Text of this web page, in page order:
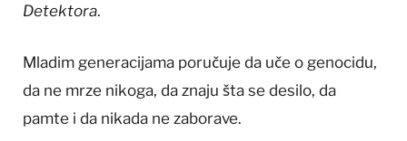
Detektora.
Mladim generacijama poručuje da uče o genocidu,
da ne mrze nikoga, da znaju šta se desilo, da
pamte i da nikada ne zaborave.